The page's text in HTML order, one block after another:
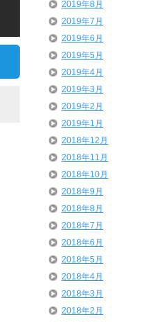
2019年8月
2019年7月
2019年6月
2019年5月
2019年4月
2019年3月
2019年2月
2019年1月
2018年12月
2018年11月
2018年10月
2018年9月
2018年8月
2018年7月
2018年6月
2018年5月
2018年4月
2018年3月
2018年2月